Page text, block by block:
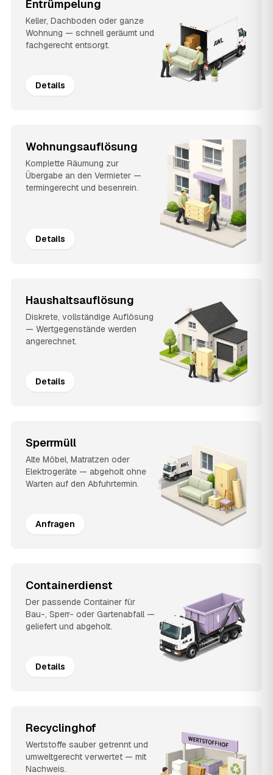
Entrümpelung
Keller, Dachboden oder ganze
Wohnung — schnell geräumt und
fachgerecht entsorgt.
Details
Wohnungsauflösung
Komplette Räumung zur
Übergabe an den Vermieter —
termingerecht und besenrein.
Details
Haushaltsauflösung
Diskrete, vollständige Auflösung
— Wertgegenstände werden
angerechnet.
Details
Sperrmüll
Alte Möbel, Matratzen oder
Elektrogeräte — abgeholt ohne
Warten auf den Abfuhrtermin.
Anfragen
Containerdienst
Der passende Container für
Bau-, Sperr- oder Gartenabfall —
geliefert und abgeholt.
Details
Recyclinghof
Wertstoffe sauber getrennt und
umweltgerecht verwertet — mit
Nachweis.